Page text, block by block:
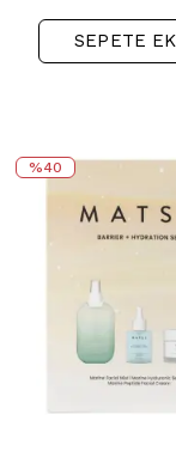
SEPETE
%40